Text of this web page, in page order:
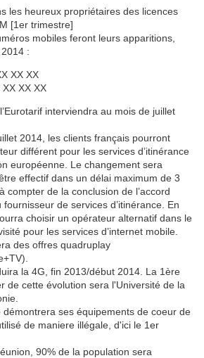
les heureux propriétaires des licences
[1er trimestre]
mobiles feront leurs apparitions,
:
XX XX
XX XX
interviendra au mois de juillet
2014, les clients français pourront
différent pour les services d’itinérance
européenne. Le changement sera
effectif dans un délai maximum de 3
compter de la conclusion de l’accord
de services d’itinérance. En
choisir un opérateur alternatif dans le
pour les services d’internet mobile.
des offres quadruplay
la 4G, fin 2013/début 2014. La 1ère
de cette évolution sera l'Université de la
démontrera ses équipements de coeur de
de maniere illégale, d'ici le 1er
90% de la population sera